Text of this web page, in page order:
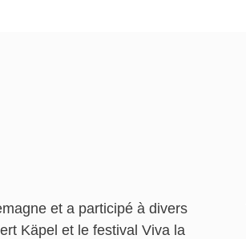
et a participé à divers
Käpel et le festival Viva la